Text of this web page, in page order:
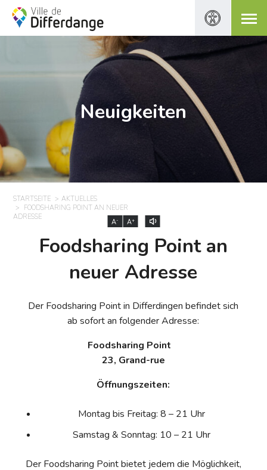
Neuigkeiten
STARTSEITE
AKTUELLES
FOODSHARING POINT AN NEUER
ADRESSE
A- A+
Foodsharing Point an
neuer Adresse
Der Foodsharing Point in Differdingen befindet sich
ab sofort an folgender Adresse:
Foodsharing Point
23, Grand-rue
Öffnungszeiten:
Montag bis Freitag: 8 – 21 Uhr
Samstag & Sonntag: 10 – 21 Uhr
Der Foodsharing Point bietet jedem die Möglichkeit,